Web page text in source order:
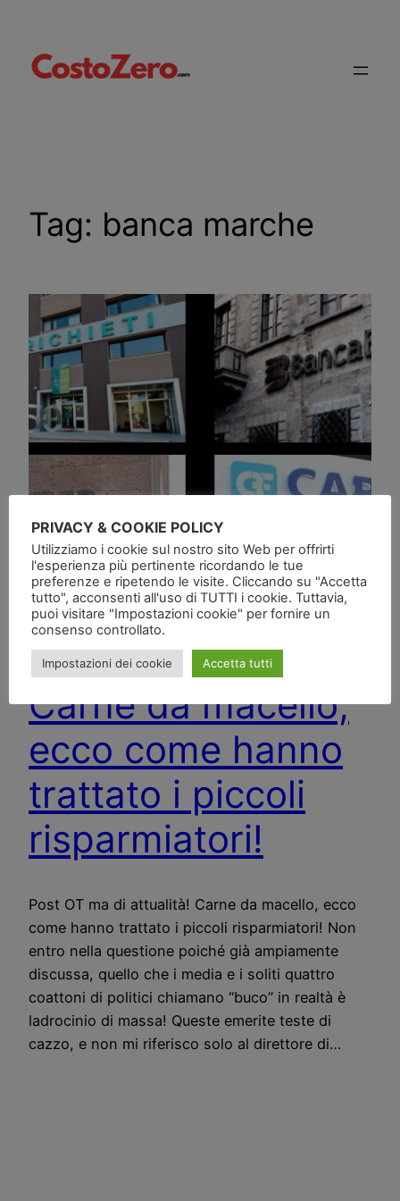
contenuto
Tag: banca marche
Carne da macello,
ecco come hanno
trattato i piccoli
risparmiatori!
Post OT ma di attualità! Carne da macello, ecco
come hanno trattato i piccoli risparmiatori! Non
entro nella questione poiché già ampiamente
discussa, quello che i media e i soliti quattro
coattoni di politici chiamano “buco” in realtà è
ladrocinio di massa! Queste emerite teste di
cazzo, e non mi riferisco solo al direttore di…
PRIVACY & COOKIE POLICY
Utilizziamo i cookie sul nostro sito Web per offrirti
l'esperienza più pertinente ricordando le tue
preferenze e ripetendo le visite. Cliccando su "Accetta
tutto", acconsenti all'uso di TUTTI i cookie. Tuttavia,
puoi visitare "Impostazioni cookie" per fornire un
consenso controllato.
Impostazioni dei cookie Accetta tutti